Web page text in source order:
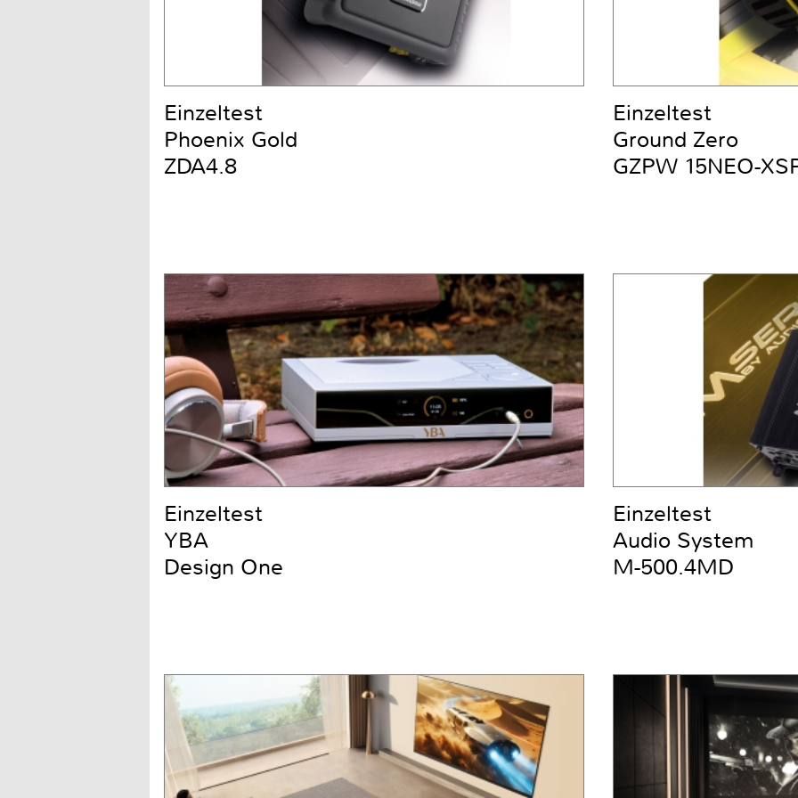
Einzeltest
Phoenix Gold
ZDA4.8
Einzeltest
Ground Zero
GZPW 15NEO-
Einzeltest
YBA
Design One
Einzeltest
Audio System
M-500.4MD